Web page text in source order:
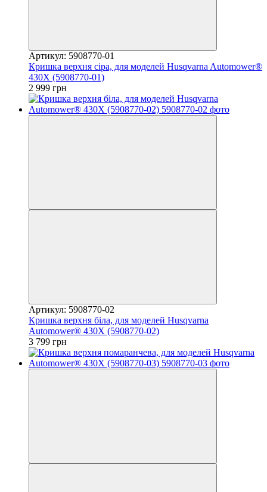
Артикул: 5908770-01
Кришка верхня сіра, для моделей Husqvarna Automower®
430Х (5908770-01)
2 999 грн
Артикул: 5908770-02
Кришка верхня біла, для моделей Husqvarna
Automower® 430Х (5908770-02)
3 799 грн